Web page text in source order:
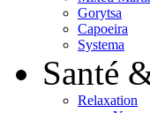
Gorytsa
Capoeira
Systema
Santé
Relaxation